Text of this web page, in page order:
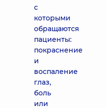
с
которыми
обращаются
пациенты:
покраснение
и
воспаление
глаз,
боль
или